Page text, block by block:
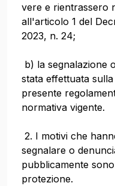
vere e rientrassero
all'articolo 1 del
2023, n. 24;
b) la segnalazione
stata effettuata
presente
normativa vigente.
2. I motivi che
segnalare o
pubblicamente
protezione.